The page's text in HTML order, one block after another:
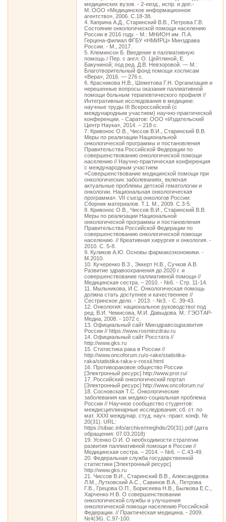
медицинских вузов. - 2-еизд., испр. и доп.-
М.:ООО «Медицинское информационное
агентство», 2006. С.18-38.
4. Каприна А.Д., Старинский В.В., Петрова Г.В.
Состояние онкологической помощи населению
России в 2016 году. - М.: МНИОН им. П.А.
Герцена-филиал ФГБУ «НМИРЦ» Минздрава
России. - М., 2017.
5. Клеминсон Б. Введение в паллиативную
помощь / Пер. с англ. О. Цейтлиной, Е.
Бакуниной; под ред. Д.В. Невзоровой. — М.:
Благотворительный фонд помощи хосписам
«Вера», 2016. — 276 с.
6. Красникова Н.В., Шеметова Г.Н. Организация и
нерешенные вопросы оказания паллиативной
помощи больным терапевтического профиля //
Интегративные исследования в медицине:
научные труды III Всероссийской (с
международным участием) научно-практической
конференции. - Саратов: ООО «Издательский
Центр Наука», 2014. – 218 с.
7. Кривонос О.В., Чиссов В.И., Старинский В.В.
Меры по реализации Национальной
онкологической программы и постановления
Правительства Российской Федерации по
совершенствованию онкологической помощи
населению // Научно-практическая конференция
с международным участием
«Совершенствование медицинской помощи при
онкологических заболеваниях, включая
актуальные проблемы детской гематологии и
онкологии. Национальная онкологическая
программа». VII съезд онкологов России:
Сборник материалов. Т.1. М., 2009. С.3-5.
8. Кривонос О.В., Чиссов В.И., Старинский В.В.
Меры по реализации Национальной
онкологической программы и постановления
Правительства Российской Федерации по
совершенствованию онкологической помощи
населению. // Креативная хирургия и онкология. -
2010. С. 5-8.
9. Куликов А.Ю. Основы фармакоэкономики. -
М.2010.
10. Кучеренко В.З., Эккерт Н.В., Сучков А.В.
Развитие здравоохранения до 2020 г. и
совершенствование паллиативной помощи //
Медицинская сестра. – 2010. - №6. - Стр. 11-14.
11. Мыльникова, И.С. Онкологическая помощь
должна стать доступнее и качественнее //
Сестринское дело. - 2013. - №3. - С. 39-43.
12. Онкология: национальное руководство/ под
ред. В.И. Чемисова, М.И. Давыдова. М.: ГЭОТАР-
Медиа, 2008. - 1072 с.
13. Официальный сайт Минздравсоцразвития
России // https://www.rosminzdrav.ru
14. Официальный сайт Росстата //
http://www.gks.ru
15. Статистика рака в России //
http://www.oncoforum.ru/o-rake/statistika-
raka/statistika-raka-v-rossii.html
16. Противораковое общество России
[Электронный ресурс] http://www.pror.ru/
17. Российский онкологический портал
[Электронный ресурс] http://www.oncoforum.ru/
18. Сосновская Т.С. Онкологические
заболевания как медико-социальная проблема
России // Научное сообщество студентов:
междисциплинарные исследования: сб. ст. по
мат. XXXI междунар. студ. науч.-практ. конф. №
20(31). URL:
https://sibac.info/archive/meghdis/20(31).pdf (дата
обращения: 07.03.2018)
19. Усенко О.И. О необходимости стратегии
развития паллиативной помощи в России //
Медицинская сестра. – 2014. – №6. – С.43-49.
20. Федеральная служба государственной
статистики [Электронный ресурс]
http://www.gks.ru
21. Чиссов В.И., Старинский В.В., Александрова
Л.М., Лутковский А.С., Савинов В.А., Петрова
Г.В., Грецова О.П., Борисеева Н.В., Былкова Е.С.,
Харченко Н.В. О совершенствовании
онкологической службы и улучшения
онкологической помощи населению Российской
Федерации. // Практическая медицина. - 2009.
№4(36). С.97-100.